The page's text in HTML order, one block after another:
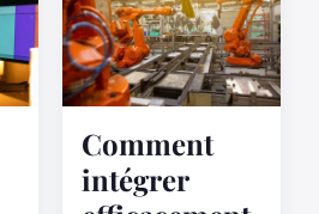
Comment
intégrer